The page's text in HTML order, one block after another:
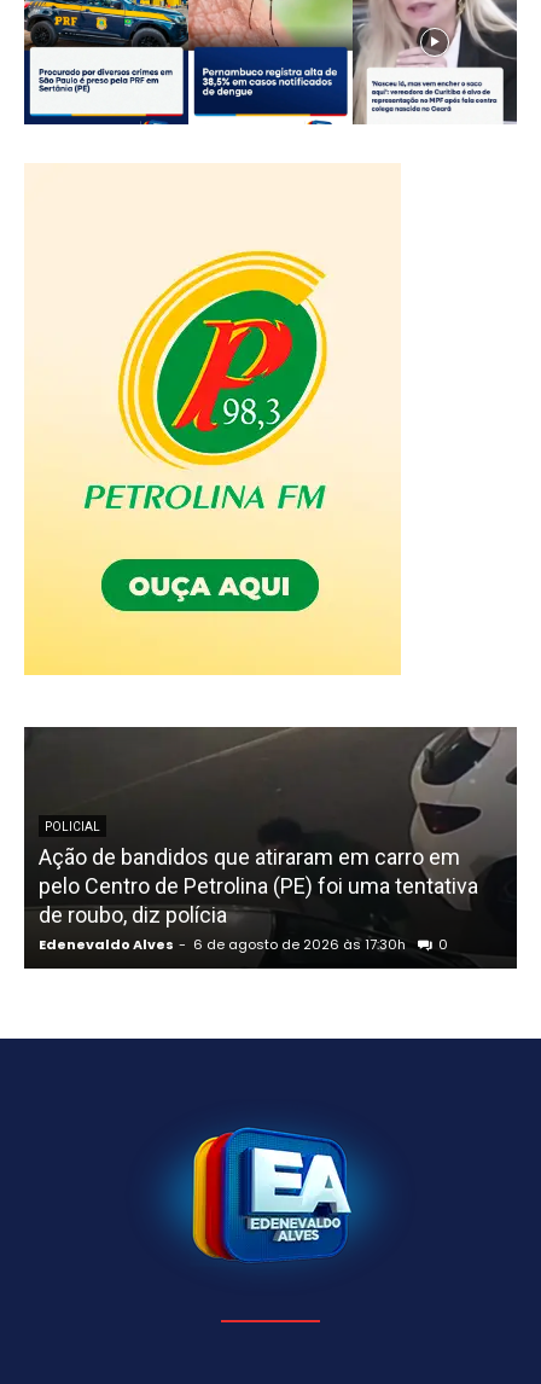
POLICIAL
Ação de bandidos que atiraram em carro em
pelo Centro de Petrolina (PE) foi uma tentativa
de roubo, diz polícia
Edenevaldo Alves - 6 de agosto de 2026 às 17:30h 0